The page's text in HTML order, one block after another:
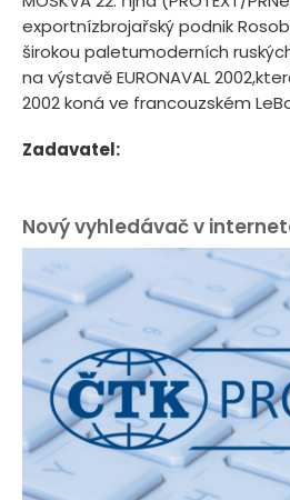
exportnízbrojařský podnik
širokou paletumoderních
na výstavě EURONAVAL
2002 koná ve francouzském
Zadavatel:
Nový vyhledávač v